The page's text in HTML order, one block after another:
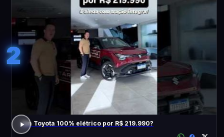
2
Um Toyota 100% elétrico por R$ 219.990?